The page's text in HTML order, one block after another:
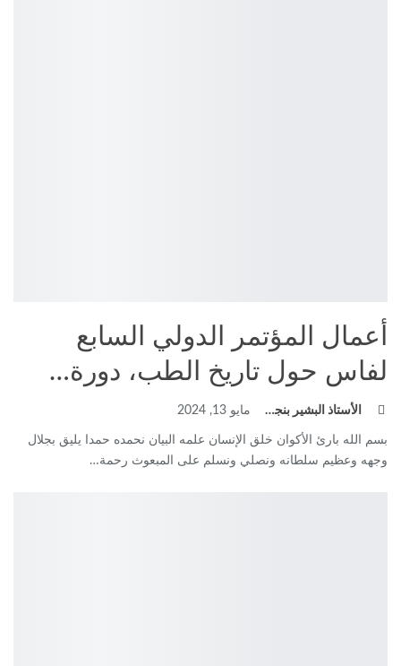
أعمال المؤتمر الدولي السابع
لفاس حول تاريخ الطب، دورة…
الأستاذ البشير بنجلون مايو 13, 2024
بسم الله بارئ الأكوان خلق الإنسان علمه البيان نحمده حمدا يليق بجلال
وجهه وعظيم سلطانه ونصلي ونسلم على المبعوث رحمة…